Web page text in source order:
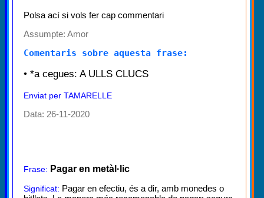
Polsa ací si vols fer cap commentari
Assumpte: Amor
Comentaris sobre aquesta frase:
• *a cegues: A ULLS CLUCS
Enviat per TAMARELLE
Data: 26-11-2020
Frase: Pagar en metàl·lic
Significat: Pagar en efectiu, és a dir, amb monedes o